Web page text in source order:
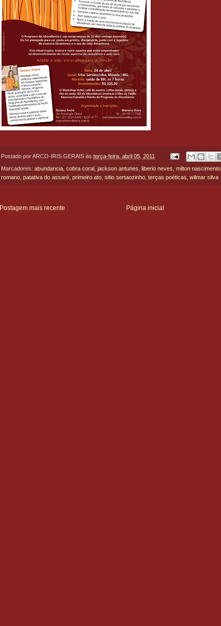
Postado porARCO-IRIS GERAIS às terça-feira, abril 05, 2011
Marcadores: abundancia cobra coral jackson antunes liberio neves milton nascimento
romano patativa do assaré primeiro ato sitio sertaozinho terças poéticas wilmar silva
Postagem mais recente Página inicial